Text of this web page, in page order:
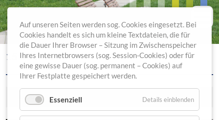
15 JAHRE APP
01.06.2026
Auf unseren Seiten werden sog. Cookies eingesetzt. Bei
Cookies handelt es sich um kleine Textdateien, die für
die Dauer Ihrer Browser – Sitzung im Zwischenspeicher
Ihres Internetbrowsers (sog. Session-Cookies) oder für
eine gewisse Dauer (sog. permanent – Cookies) auf
Ihrer Festplatte gespeichert werden.
Essenziell Details einblenden